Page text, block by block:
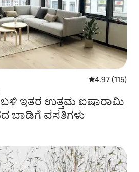
5 ರಲ್ಲಿ 4.97
4.97 (115)
ಬಳಿ ಇತರ ಉತ್ತಮ ಐಷಾರಾಮಿ
ಬಾಡಿಗೆ ವಸತಿಗಳು